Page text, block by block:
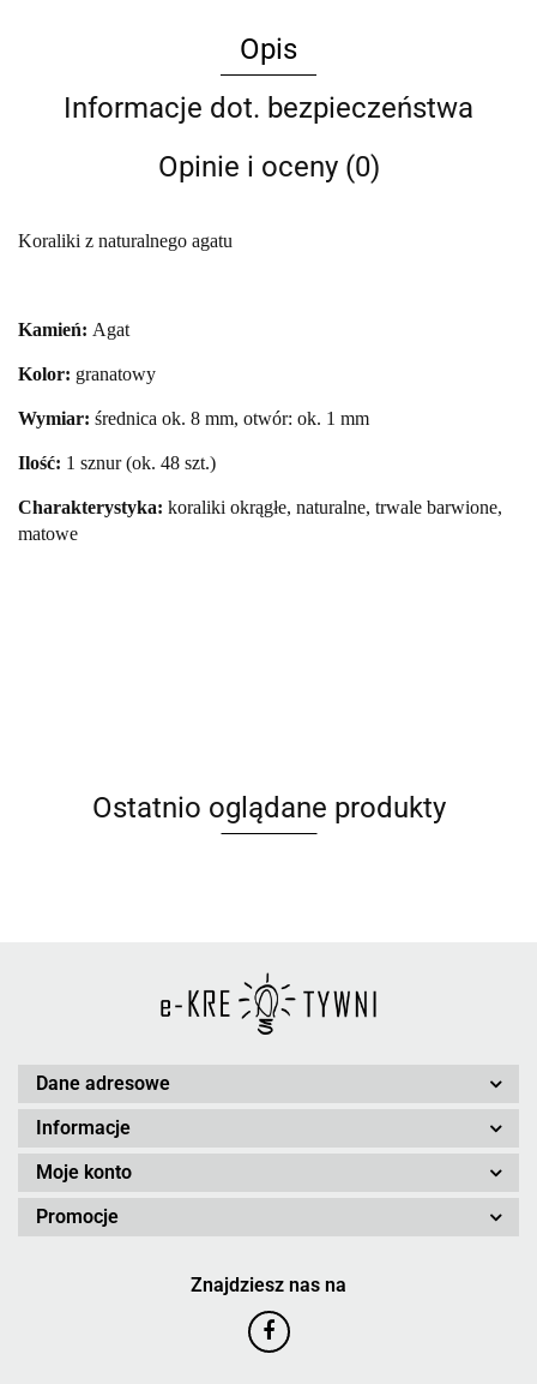
Opis
Informacje dot. bezpieczeństwa
Opinie i oceny (0)
Koraliki z naturalnego agatu
Kamień: Agat
Kolor: granatowy
Wymiar: średnica ok. 8 mm, otwór: ok. 1 mm
Ilość: 1 sznur (ok. 48 szt.)
Charakterystyka: koraliki okrągłe, naturalne, trwale barwione,
matowe
Ostatnio oglądane produkty
Dane adresowe
Informacje
Moje konto
Promocje
Znajdziesz nas na